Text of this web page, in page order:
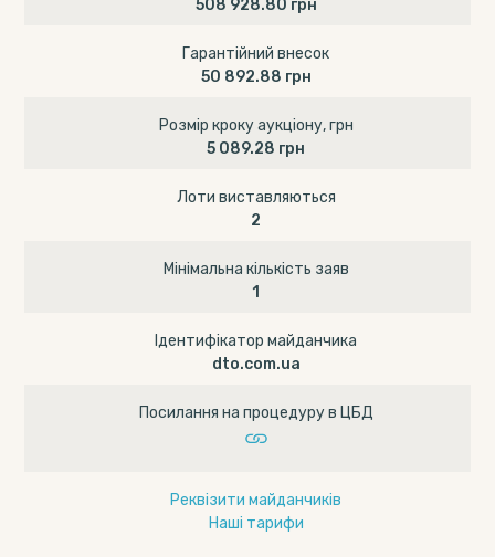
508 928.80 грн
Гарантійний внесок
50 892.88 грн
Розмір кроку аукціону, грн
5 089.28 грн
Лоти виставляються
2
Мінімальна кількість заяв
1
Ідентифікатор майданчика
dto.com.ua
Посилання на процедуру в ЦБД
Реквізити майданчиків
Наші тарифи